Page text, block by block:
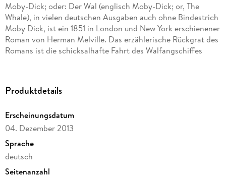
Moby-Dick; oder: Der Wal (englisch Moby-Dick; or, The
Whale), in vielen deutschen Ausgaben auch ohne Bindestrich
Moby Dick, ist ein 1851 in London und New York erschienener
Roman von Herman Melville. Das erzählerische Rückgrat des
Romans ist die schicksalhafte Fahrt des Walfangschiffes
Dieses eBook ist eine Überarbeitung von Wilhelm Strüvers
von Thomas Mann herausgegeben wurde.
Produktdetails
Erscheinungsdatum
04. Dezember 2013
Sprache
deutsch
Seitenanzahl